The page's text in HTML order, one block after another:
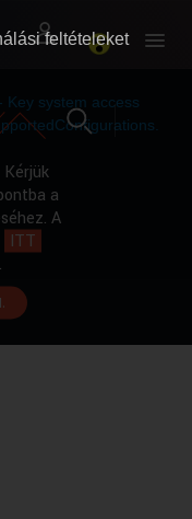
RÓLUNK
RÓLUNK
Key system access
a
A
ITT
feltételeket